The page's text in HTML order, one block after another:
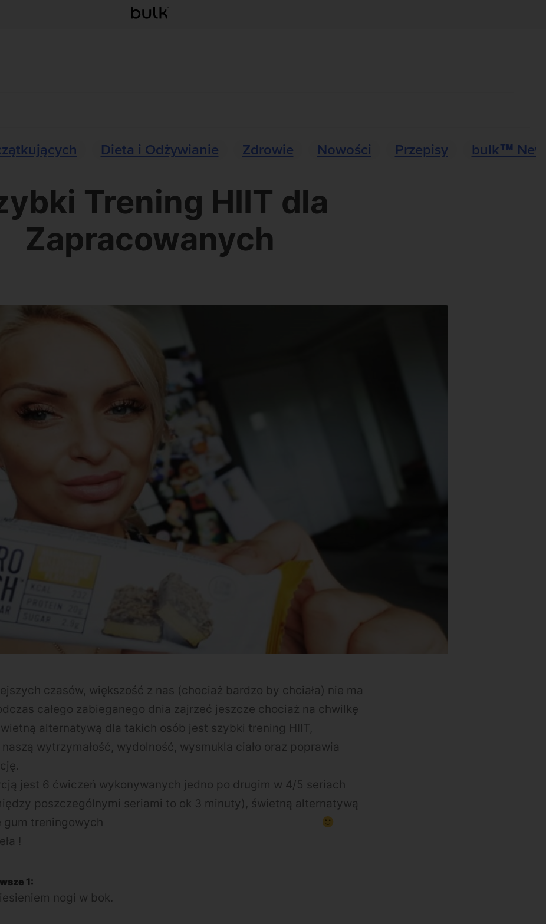
Dieta i Odżywianie Zdrowie Nowości Przepisy bulk™
Trening HIIT dla
Zapracowanych
czasów, większość z nas (chociaż bardzo by chciała) nie ma
całego zabieganego dnia zajrzeć jeszcze chociaż na chwilkę
alternatywą dla takich osób jest szybki trening HIIT,
wytrzymałość, wydolność, wysmukla ciało oraz poprawia
jest 6 ćwiczeń wykonywanych jedno po drugim w 4/5 seriach
poszczególnymi seriami to ok 3 minuty), świetną alternatywą
gum treningowych
!
1:
nogi w bok.